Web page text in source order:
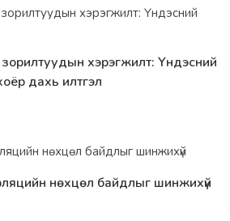
хэрэгжилт: Үндэсний
дахь илтгэл
нөхцөл байдлыг шинжихүй